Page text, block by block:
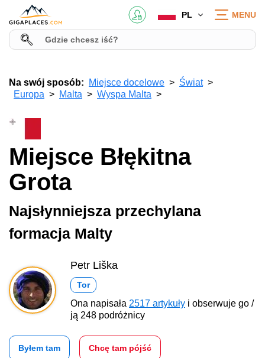
PL MENU
Na swój sposób: Miejsce docelowe
Świat
Europa
Malta Wyspa Malta
Miejsce Błękitna
Grota
Najsłynniejsza przechylana
formacja Malty
Petr Liška
Tor
Ona napisała 2517 artykuły i obserwuje go /
ją 248 podróżnicy
Byłem tam Chcę tam pójść